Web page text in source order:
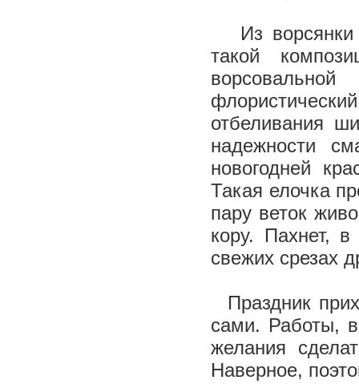
Из ворсянки
такой
отбеливания
надежности
новогодней
Такая елочка
пару веток
кору. Пахнет,
свежих срезах
Праздник
сами. Работы,
желания
Наверное,